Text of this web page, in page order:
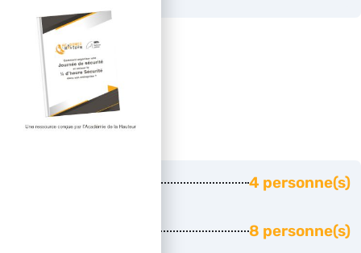
Effectifs
4 personne(s)
8 personne(s)